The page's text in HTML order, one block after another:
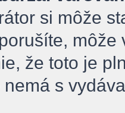
si môže
že toto je
s